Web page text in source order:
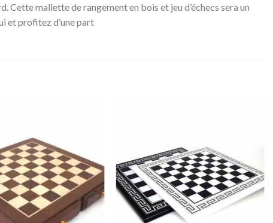
Cette mallette de rangement en bois et jeu d’échecs sera un
et profitez d’une part